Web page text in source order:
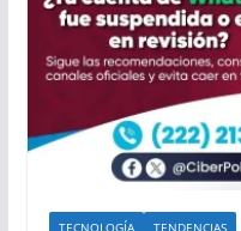
TECNOLOGÍA TENDENCIAS